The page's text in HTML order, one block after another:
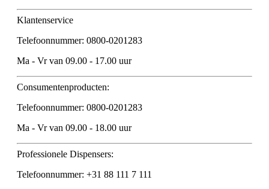
Klantenservice
Telefoonnummer: 0800-0201283
Ma - Vr van 09.00 - 17.00 uur
Consumentenproducten:
Telefoonnummer: 0800-0201283
Ma - Vr van 09.00 - 18.00 uur
Professionele Dispensers:
Telefoonnummer: +31 88 111 7 111